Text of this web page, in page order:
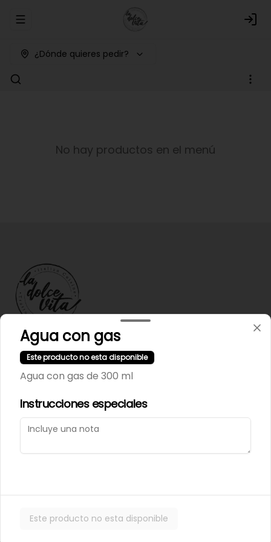
Abrir menu de navegación Login
¿Dónde quieres pedir?
No hay productos en el menú
Términos y condiciones
Política de privacidad
Mi cuenta
Iniciar sesión
Agua con gas
Este producto no esta disponible
Agua con gas de 300 ml
Instrucciones especiales
Este producto no esta disponible